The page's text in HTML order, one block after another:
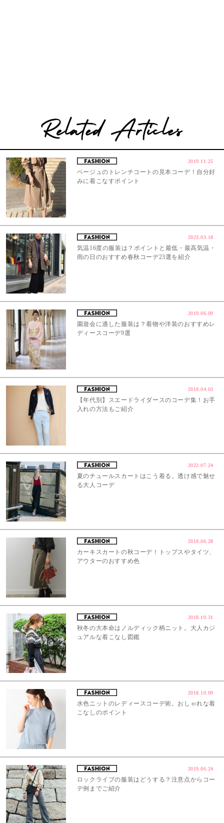
2019.11.25
ベージュのトレンチコートの見本コーデ！自分好
みに着こなすポイント
2023.03.18
気温16度の服装は？ポイントと最低・最高気温・
雨の日のおすすめ春秋コーデ23選を紹介
2019.06.09
園遊会に適した服装は？着物や洋装のおすすめレ
ディースコーデ9選
2019.04.03
【年代別】スエードライダースのコーデ集！お手
入れの方法もご紹介
2022.07.24
夏のチュールスカートはこう着る。透け感で魅せ
る大人コーデ
2019.06.28
カーキスカートの秋コーデ！トップスやタイツ、
アウターのおすすめ色
2018.10.31
秋冬の大本命はノルディック柄ニット。大人カジ
ュアルな着こなし図鑑
2018.10.09
水色ニットのレディースコーデ術。おしゃれな着
こなしのポイント
2019.06.24
ロックライブの服装はどうする？注意点からコー
デ例までご紹介